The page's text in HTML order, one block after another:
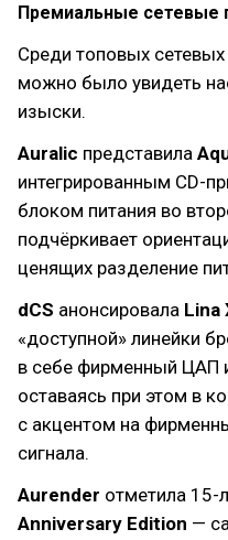
Премиальные сетевые
Среди топовых сетевых
можно было увидеть
изыски.
Auralic представила
интегрированным CD-
блоком питания во
подчёркивает
ценящих разделение
dCS анонсировала Lina
«доступной» линейки
в себе фирменный ЦАП
оставаясь при этом в
с акцентом на
сигнала.
Aurender отметила 15-
Anniversary Edition —